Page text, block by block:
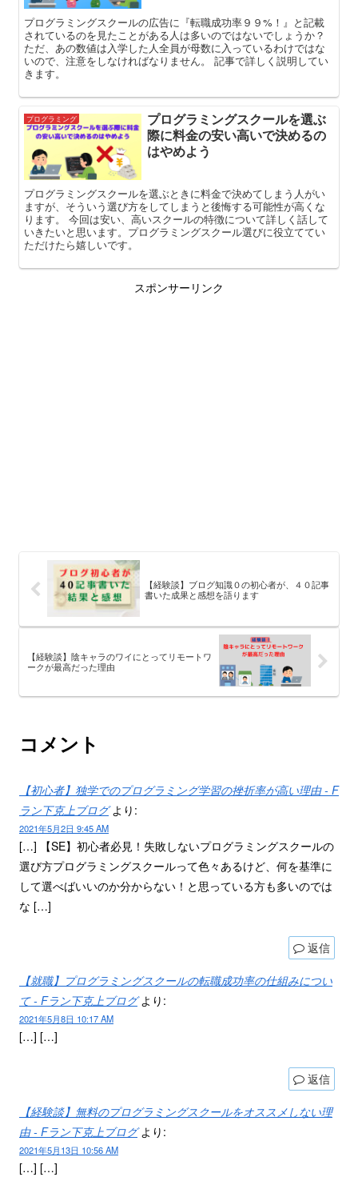
プログラミングスクールの広告に『転職成功率９９%！』と記載
されているのを見たことがある人は多いのではないでしょうか？
ただ、あの数値は入学した人全員が母数に入っているわけではな
いので、注意をしなければなりません。 記事で詳しく説明してい
きます。
プログラミング
プログラミングスクールを選ぶ
際に料金の安い高いで決めるの
はやめよう
プログラミングスクールを選ぶときに料金で決めてしまう人がい
ますが、そういう選び方をしてしまうと後悔する可能性が高くな
ります。 今回は安い、高いスクールの特徴について詳しく話して
いきたいと思います。プログラミングスクール選びに役立ててい
ただけたら嬉しいです。
スポンサーリンク
【経験談】ブログ知識０の初心者が、４０記事
書いた成果と感想を語ります
【経験談】陰キャラのワイにとってリモートワ
ークが最高だった理由
コメント
【初心者】独学でのプログラミング学習の挫折率が高い理由 - F
ラン下克上ブログ より:
2021年5月2日 9:45 AM
[…] 【SE】初心者必見！失敗しないプログラミングスクールの
選び方プログラミングスクールって色々あるけど、何を基準に
して選べばいいのか分からない！と思っている方も多いのでは
な […]
返信
【就職】プログラミングスクールの転職成功率の仕組みについ
て - Fラン下克上ブログ より:
2021年5月8日 10:17 AM
[…] […]
返信
【経験談】無料のプログラミングスクールをオススメしない理
由 - Fラン下克上ブログ より:
2021年5月13日 10:56 AM
[…] […]